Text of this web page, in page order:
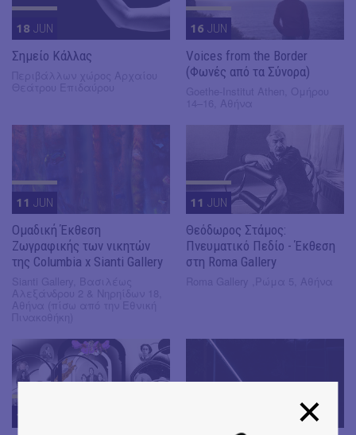
18 JUN
Σημείο Κάλλας
16 JUN
Voices from the Border
(Φωνές από τα Σύνορα)
11 JUN
Ομαδική Έκθεση
Ζωγραφικής των νικητών
της Columbia x Sianti Gallery
11 JUN
Θεόδωρος Στάμος:
Πνευματικό Πεδίο - Έκθεση
στη Roma Gallery
11